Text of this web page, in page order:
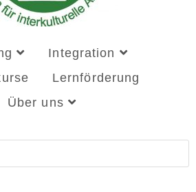
Integration
Lernförderung
Über uns